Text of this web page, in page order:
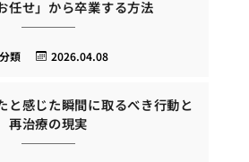
任せ」から卒業する方法
2026.04.08
類
と感じた瞬間に取るべき行動と
再治療の現実